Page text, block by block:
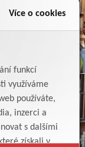
Více o cookies
funkcí
využíváme
používáte,
inzerci a
s dalšími
získali v